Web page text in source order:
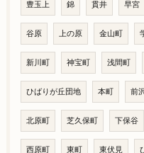
豊玉上 錦 貫井 早宮
谷原 上の原 金山町
新川町 神宝町 浅間町
ひばりが丘団地 本町 前
北原町 芝久保町 下保谷
西原町 東町 東伏見